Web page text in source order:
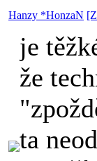
Hanzy *HonzaN
je
že
ta